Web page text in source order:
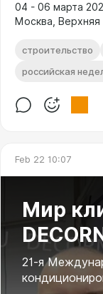
04 - 06 марта
Москва, Верхняя
строительство
российская
Feb 22 10:07
Мир
21-я